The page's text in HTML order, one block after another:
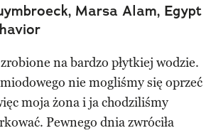
Marsa Alam, Egypt
na bardzo płytkiej wodzie.
nie mogliśmy się oprzeć
moja żona i ja chodziliśmy
Pewnego dnia zwróciła